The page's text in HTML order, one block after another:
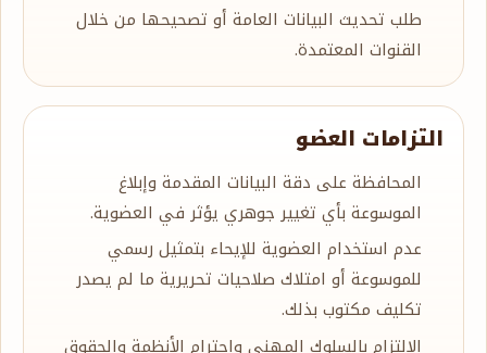
طلب تحديث البيانات العامة أو تصحيحها من خلال
القنوات المعتمدة.
التزامات العضو
المحافظة على دقة البيانات المقدمة وإبلاغ
الموسوعة بأي تغيير جوهري يؤثر في العضوية.
عدم استخدام العضوية للإيحاء بتمثيل رسمي
للموسوعة أو امتلاك صلاحيات تحريرية ما لم يصدر
تكليف مكتوب بذلك.
الالتزام بالسلوك المهني واحترام الأنظمة والحقوق